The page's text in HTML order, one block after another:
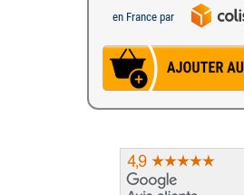
en France par